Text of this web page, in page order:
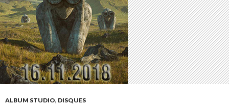
ALBUM STUDIO, DISQUES